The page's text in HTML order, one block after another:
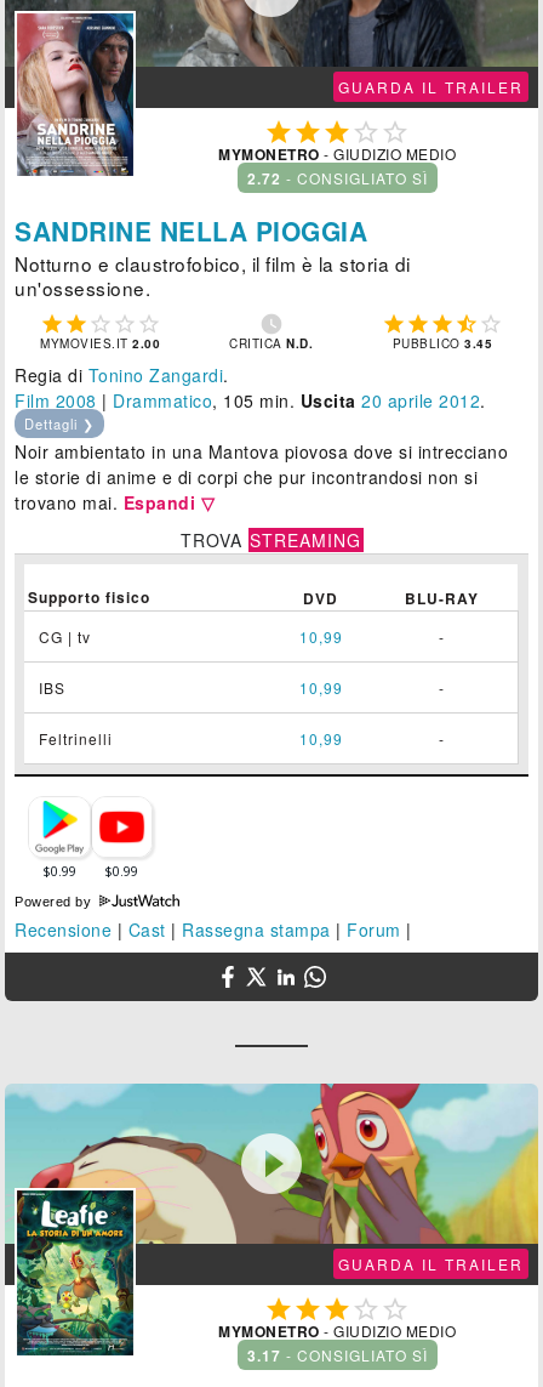
GUARDA IL TRAILER
  
MYMONETRO - GIUDIZIO MEDIO
2.72 - CONSIGLIATO SÌ
SANDRINE NELLA PIOGGIA
Notturno e claustrofobico, il film è la storia di
un'ossessione.
    
MYMOVIES.IT2.00

CRITICAN.D.
    
PUBBLICO3.45
Regia di Tonino Zangardi.
Film 2008 | Drammatico, 105 min. Uscita 20 aprile 2012.
Dettagli ❯
Noir ambientato in una Mantova piovosa dove si intrecciano
le storie di anime e di corpi che pur incontrandosi non si
trovano mai. Espandi ▽
TROVA STREAMING
Supporto fisico DVD BLU-RAY
CG | tv 10,99 -
IBS 10,99 -
Feltrinelli 10,99 -
Powered by
Recensione | Cast | Rassegna stampa | Forum |

GUARDA IL TRAILER
  
MYMONETRO - GIUDIZIO MEDIO
3.17 - CONSIGLIATO SÌ